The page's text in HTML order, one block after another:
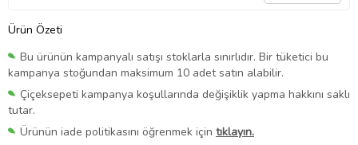
Ürün Özeti
Bu ürünün kampanyalı satışı stoklarla sınırlıdır. Bir tüketici bu
kampanya stoğundan maksimum 10 adet satın alabilir.
Çiçeksepeti kampanya koşullarında değişiklik yapma hakkını saklı
tutar.
Ürünün iade politikasını öğrenmek için tıklayın.